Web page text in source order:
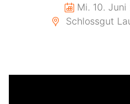
Mi. 10.
Schlossgut